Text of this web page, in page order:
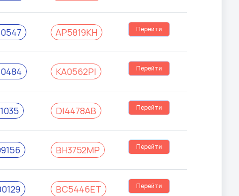
АР5819КН Перейти
КА0562РІ Перейти
DІ4478АВ Перейти
ВН3752МР Перейти
ВС5446ЕТ Перейти